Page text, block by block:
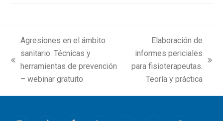
previous
post:
Agresiones en el ámbito
sanitario. Técnicas y
herramientas de prevención
– webinar gratuito
next
Elaboración de
informes periciales
para fisioterapeutas.
Teoría y práctica